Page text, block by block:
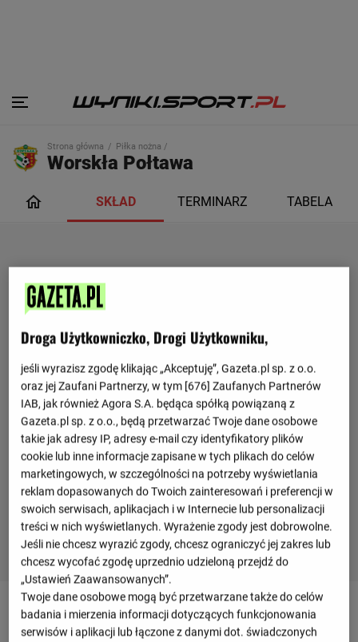
Strona główna Piłka nożna /
Worskła Połtawa
SKŁAD TERMINARZ TABELA
Skład drużyny
Droga Użytkowniczko, Drogi Użytkowniku,
jeśli wyrazisz zgodę klikając „Akceptuję”, Gazeta.pl sp. z o.o.
oraz jej Zaufani Partnerzy, w tym [676] Zaufanych Partnerów
IAB, jak również Agora S.A. będąca spółką powiązaną z
Gazeta.pl sp. z o.o., będą przetwarzać Twoje dane osobowe
takie jak adresy IP, adresy e-mail czy identyfikatory plików
cookie lub inne informacje zapisane w tych plikach do celów
marketingowych, w szczególności na potrzeby wyświetlania
reklam dopasowanych do Twoich zainteresowań i preferencji w
swoich serwisach, aplikacjach i w Internecie lub personalizacji
treści w nich wyświetlanych. Wyrażenie zgody jest dobrowolne.
Jeśli nie chcesz wyrazić zgody, chcesz ograniczyć jej zakres lub
chcesz wycofać zgodę uprzednio udzieloną przejdź do
„Ustawień Zaawansowanych”.
Twoje dane osobowe mogą być przetwarzane także do celów
badania i mierzenia informacji dotyczących funkcjonowania
serwisów i aplikacji lub łączone z danymi dot. świadczonych